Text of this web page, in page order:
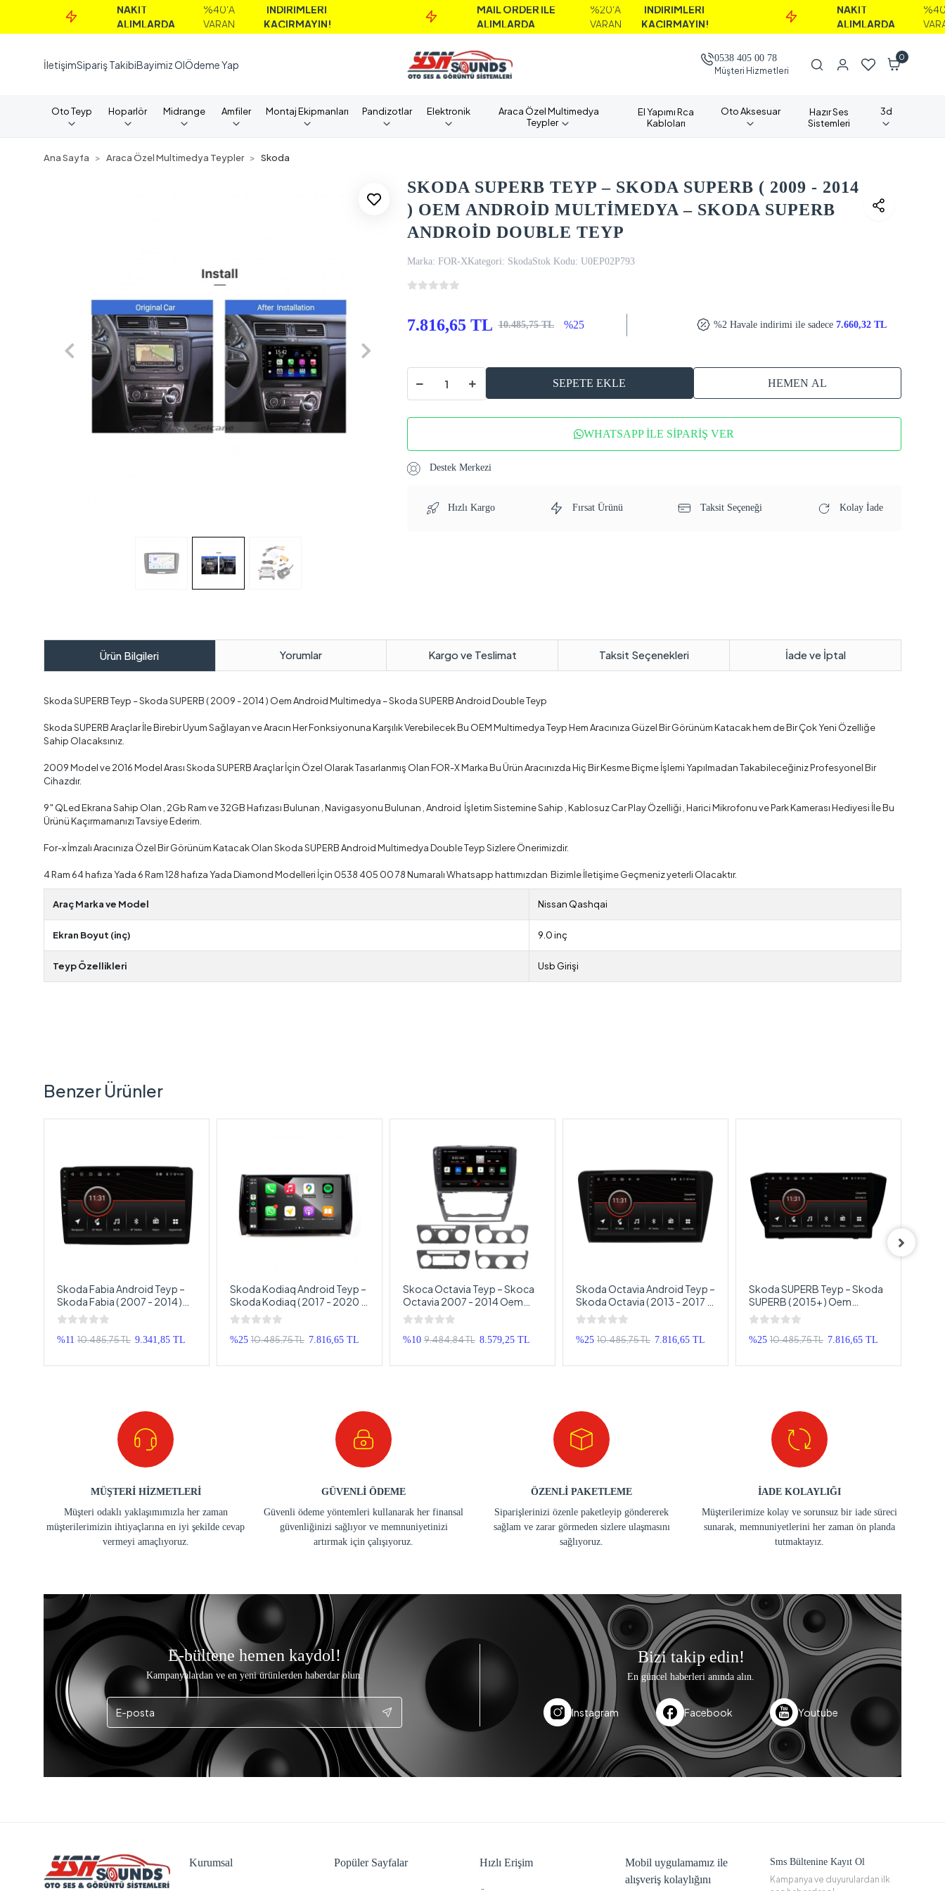
NAKİT
ALIMLARDA
VARAN
İNDİRİMLERİ
KAÇIRMAYIN!
MAİL ORDER İLE
ALIMLARDA
%20'A
İNDİRİMLERİ
KAÇIRMAYIN!
NAKİT
ALIMLARDA
VARAN
İletişimSipariş TakibiBayimiz OlÖdeme Yap
0538 405 00 78
Müşteri Hizmetleri
0
Oto Teyp Hoparlör Midrange Amfiler Montaj Ekipmanları Pandizotlar Elektronik
Araca Özel Multimedya
Teypler
El Yapımı Rca
Kabloları
Oto Aksesuar
Hazır Ses
Sistemleri
3d
Ana Sayfa Araca Özel Multimedya Teypler Skoda
SKODA SUPERB TEYP – SKODA SUPERB ( 2009 - 2014
) OEM ANDROİD MULTİMEDYA – SKODA SUPERB
ANDROİD DOUBLE TEYP
Marka: FOR-XKategori: SkodaStok Kodu: U0EP02P793
7.816,65 TL 10.485,75 TL %25 %2 Havale indirimi ile sadece 7.660,32 TL
SEPETE EKLE HEMEN AL
WHATSAPP İLE SİPARİŞ VER
Destek Merkezi
Hızlı Kargo Fırsat Ürünü Taksit Seçeneği Kolay İade
Ürün Bilgileri Yorumlar Kargo ve Teslimat Taksit Seçenekleri İade ve İptal
Skoda SUPERB Teyp – Skoda SUPERB ( 2009 - 2014 ) Oem Android Multimedya – Skoda SUPERB Android Double Teyp
Skoda SUPERB Araçlar İle Birebir Uyum Sağlayan ve Aracın Her Fonksiyonuna Karşılık Verebilecek Bu OEM Multimedya Teyp Hem Aracınıza Güzel Bir Görünüm Katacak hem de Bir Çok Yeni Özelliğe
Sahip Olacaksınız.
2009 Model ve 2016 Model Arası Skoda SUPERB Araçlar İçin Özel Olarak Tasarlanmış Olan FOR-X Marka Bu Ürün Aracınızda Hiç Bir Kesme Biçme İşlemi Yapılmadan Takabileceğiniz Profesyonel Bir
Cihazdır.
9″ QLed Ekrana Sahip Olan , 2Gb Ram ve 32GB Hafızası Bulunan , Navigasyonu Bulunan , Android İşletim Sistemine Sahip , Kablosuz Car Play Özelliği , Harici Mikrofonu ve Park Kamerası Hediyesi İle Bu
Ürünü Kaçırmamanızı Tavsiye Ederim.
For-x İmzalı Aracınıza Özel Bir Görünüm Katacak Olan Skoda SUPERB Android Multimedya Double Teyp Sizlere Önerimizdir.
4 Ram 64 hafıza Yada 6 Ram 128 hafıza Yada Diamond Modelleri İçin 0538 405 00 78 Numaralı Whatsapp hattımızdan Bizimle İletişime Geçmeniz yeterli Olacaktır.
Araç Marka ve Model Nissan Qashqai
Ekran Boyut (inç) 9.0 inç
Teyp Özellikleri Usb Girişi
Benzer Ürünler
Skoda Fabia Android Teyp –
Skoda Fabia ( 2007 - 2014 )
Oem Android Multimedya –
Skoda Fabia Android Double
Teyp
%11 10.485,75 TL 9.341,85 TL
Skoda Kodiaq Android Teyp –
Skoda Kodiaq ( 2017 - 2020 )
Oem Android Multimedya –
Skoda Kodiaq Android
Double Teyp
%25 10.485,75 TL 7.816,65 TL
Skoca Octavia Teyp – Skoca
Octavia 2007 - 2014 Oem
Android Multimedya – Skoca
Octavia Android Double Teyp
%10 9.484,84 TL 8.579,25 TL
Skoda Octavia Android Teyp –
Skoda Octavia ( 2013 - 2017 )
Oem Android Multimedya –
Skoda Octavia Android
Double Teyp
%25 10.485,75 TL 7.816,65 TL
Skoda SUPERB Teyp – Skoda
SUPERB ( 2015+ ) Oem
Android Multimedya – Skoda
SUPERB Android Double Teyp
%25 10.485,75 TL 7.816,65 TL
MÜŞTERİ HİZMETLERİ
Müşteri odaklı yaklaşımımızla her zaman
müşterilerimizin ihtiyaçlarına en iyi şekilde cevap
vermeyi amaçlıyoruz.
GÜVENLİ ÖDEME
Güvenli ödeme yöntemleri kullanarak her finansal
güvenliğinizi sağlıyor ve memnuniyetinizi
artırmak için çalışıyoruz.
ÖZENLİ PAKETLEME
Siparişlerinizi özenle paketleyip göndererek
sağlam ve zarar görmeden sizlere ulaşmasını
sağlıyoruz.
İADE KOLAYLIĞI
Müşterilerimize kolay ve sorunsuz bir iade süreci
sunarak, memnuniyetlerini her zaman ön planda
tutmaktayız.
E-bültene hemen kaydol!
Kampanyalardan ve en yeni ürünlerden haberdar olun.
Bizi takip edin!
En güncel haberleri anında alın.
Instagram Facebook Youtube
Kurumsal Popüler Sayfalar Hızlı Erişim
Mobil uygulamamız ile
alışveriş kolaylığını
Sms Bültenine Kayıt Ol
Kampanya ve duyurulardan ilk